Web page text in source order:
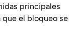
principales
que el bloqueo se